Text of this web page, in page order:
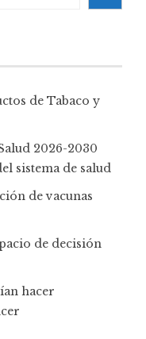
de Tabaco y
2026-2030
sistema de salud
de vacunas
de decisión
hacer